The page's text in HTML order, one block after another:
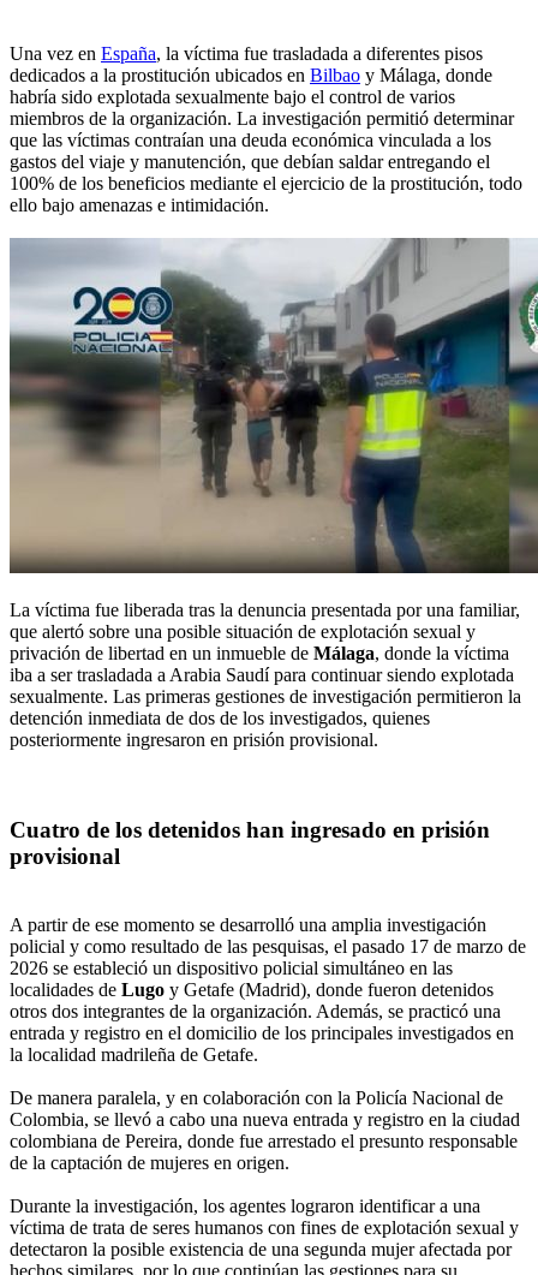
Una vez en España, la víctima fue trasladada a diferentes pisos
dedicados a la prostitución ubicados en Bilbao y Málaga, donde
habría sido explotada sexualmente bajo el control de varios
miembros de la organización. La investigación permitió determinar
que las víctimas contraían una deuda económica vinculada a los
gastos del viaje y manutención, que debían saldar entregando el
100% de los beneficios mediante el ejercicio de la prostitución, todo
ello bajo amenazas e intimidación.
La víctima fue liberada tras la denuncia presentada por una familiar,
que alertó sobre una posible situación de explotación sexual y
privación de libertad en un inmueble de Málaga, donde la víctima
iba a ser trasladada a Arabia Saudí para continuar siendo explotada
sexualmente. Las primeras gestiones de investigación permitieron la
detención inmediata de dos de los investigados, quienes
posteriormente ingresaron en prisión provisional.
Cuatro de los detenidos han ingresado en prisión
provisional
A partir de ese momento se desarrolló una amplia investigación
policial y como resultado de las pesquisas, el pasado 17 de marzo de
2026 se estableció un dispositivo policial simultáneo en las
localidades de Lugo y Getafe (Madrid), donde fueron detenidos
otros dos integrantes de la organización. Además, se practicó una
entrada y registro en el domicilio de los principales investigados en
la localidad madrileña de Getafe.
De manera paralela, y en colaboración con la Policía Nacional de
Colombia, se llevó a cabo una nueva entrada y registro en la ciudad
colombiana de Pereira, donde fue arrestado el presunto responsable
de la captación de mujeres en origen.
Durante la investigación, los agentes lograron identificar a una
víctima de trata de seres humanos con fines de explotación sexual y
detectaron la posible existencia de una segunda mujer afectada por
hechos similares, por lo que continúan las gestiones para su